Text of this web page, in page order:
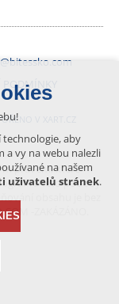
V XART.CZ
právem, které
z této podoby
-ZAKÁZÁNO.
aby
a vy na webu nalezli
na našem
uživatelů stránek.